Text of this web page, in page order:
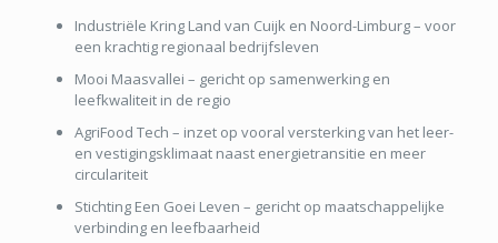
Industriële Kring Land van Cuijk en Noord-Limburg– voor
een krachtig regionaal bedrijfsleven
Mooi Maasvallei – gericht op samenwerking en
leefkwaliteit in de regio
AgriFood Tech – inzet op vooral versterking van het leer-
en vestigingsklimaat naast energietransitie en meer
circulariteit
Stichting Een Goei Leven – gericht op maatschappelijke
verbinding en leefbaarheid